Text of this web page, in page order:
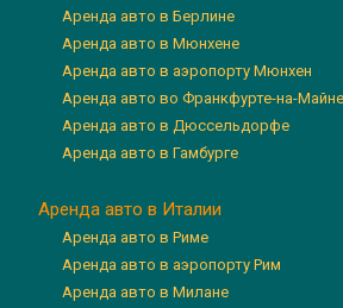
Аренда авто в Берлине
Аренда авто в Мюнхене
Аренда авто в аэропорту Мюнхен
Аренда авто во Франкфурте-на-Майне
Аренда авто в Дюссельдорфе
Аренда авто в Гамбурге
Аренда авто в Италии
Аренда авто в Риме
Аренда авто в аэропорту Рим
Аренда авто в Милане